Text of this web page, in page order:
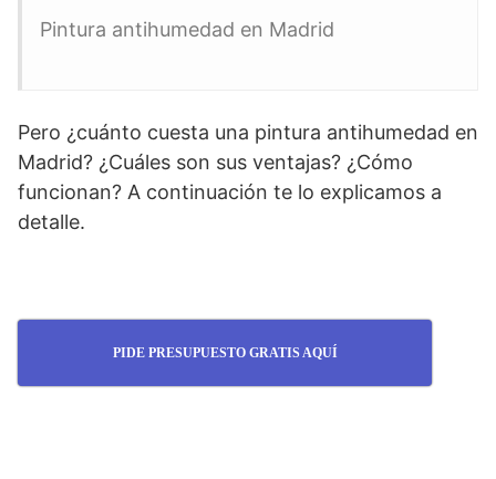
Pintura antihumedad en Madrid
Pero ¿cuánto cuesta una pintura antihumedad en
Madrid? ¿Cuáles son sus ventajas? ¿Cómo
funcionan? A continuación te lo explicamos a
detalle.
PIDE PRESUPUESTO GRATIS AQUÍ